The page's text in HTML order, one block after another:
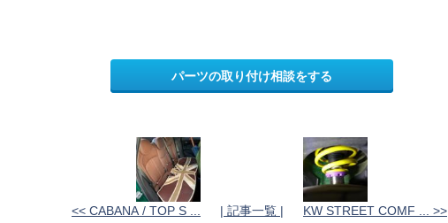
パーツの取り付け相談をする
<< CABANA / TOP S ... | 記事一覧 | KW STREET COMF ... >>